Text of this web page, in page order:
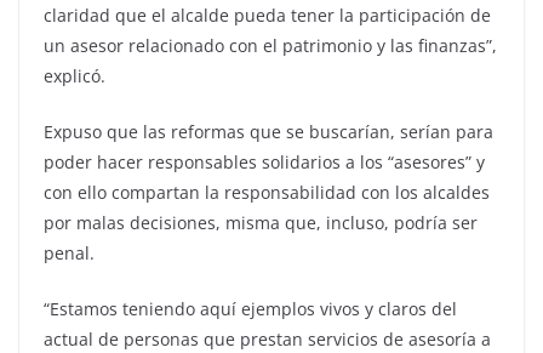
claridad que el alcalde pueda tener la participación de
un asesor relacionado con el patrimonio y las finanzas”,
explicó.
Expuso que las reformas que se buscarían, serían para
poder hacer responsables solidarios a los “asesores” y
con ello compartan la responsabilidad con los alcaldes
por malas decisiones, misma que, incluso, podría ser
penal.
“Estamos teniendo aquí ejemplos vivos y claros del
actual de personas que prestan servicios de asesoría a